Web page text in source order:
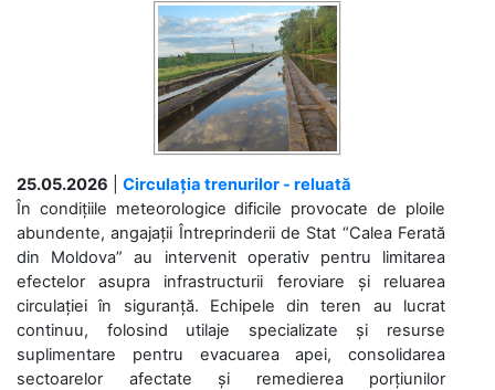
25.05.2026
Circulația trenurilor - reluată
În condițiile meteorologice dificile provocate de ploile
abundente, angajații Întreprinderii de Stat “Calea Ferată
din Moldova” au intervenit operativ pentru limitarea
efectelor asupra infrastructurii feroviare și reluarea
circulației în siguranță. Echipele din teren au lucrat
continuu, folosind utilaje specializate și resurse
suplimentare pentru evacuarea apei, consolidarea
sectoarelor afectate și remedierea porțiunilor